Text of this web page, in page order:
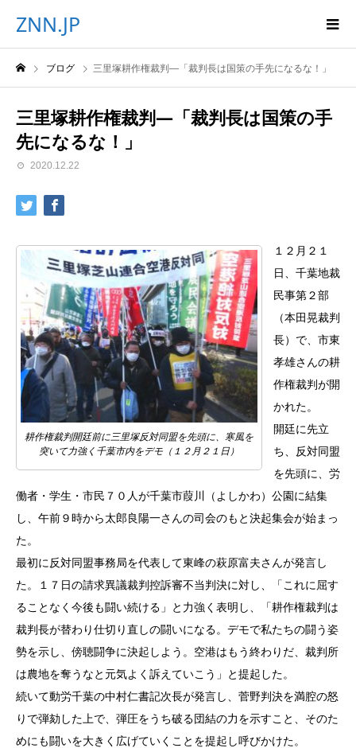
ZNN.JP
ブログ 三里塚耕作権裁判―「裁判長は国策の手先になるな！」
三里塚耕作権裁判―「裁判長は国策の手
先になるな！」
2020.12.22
耕作権裁判開廷前に三里塚反対同盟を先頭に、寒風を
突いて力強く千葉市内をデモ（１２月２１日）
１２月２１
日、千葉地裁
民事第２部
（本田晃裁判
長）で、市東
孝雄さんの耕
作権裁判が開
かれた。
開廷に先立
ち、反対同盟
を先頭に、労
働者・学生・市民７０人が千葉市葭川（よしかわ）公園に結集
し、午前９時から太郎良陽一さんの司会のもと決起集会が始まっ
た。
最初に反対同盟事務局を代表して東峰の萩原富夫さんが発言し
た。１７日の請求異議裁判控訴審不当判決に対し、「これに屈す
ることなく今後も闘い続ける」と力強く表明し、「耕作権裁判は
裁判長が替わり仕切り直しの闘いになる。デモで私たちの闘う姿
勢を示し、傍聴闘争に決起しよう。空港はもう終わりだ、裁判所
は農地を奪うなと元気よく訴えていこう」と提起した。
続いて動労千葉の中村仁書記次長が発言し、菅野判決を満腔の怒
りで弾劾した上で、弾圧をうち破る団結の力を示すこと、そのた
めにも闘いを大きく広げていくことを提起し呼びかけた。